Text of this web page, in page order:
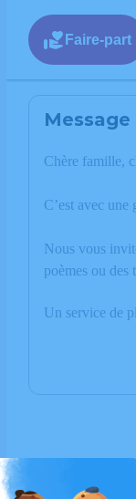
Faire-part
Chère famille,
C’est avec
Nous vous
poèmes ou
Un service de